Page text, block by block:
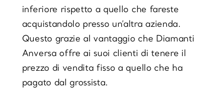
inferiore rispetto a quello che fareste
acquistandolo presso un’altra azienda.
Questo grazie al vantaggio che Diamanti
Anversa offre ai suoi clienti di tenere il
prezzo di vendita fisso a quello che ha
pagato dal grossista.